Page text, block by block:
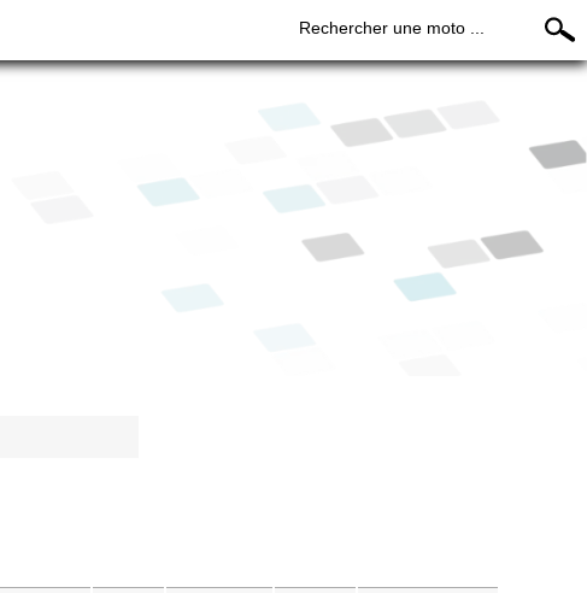
Rechercher une moto ...